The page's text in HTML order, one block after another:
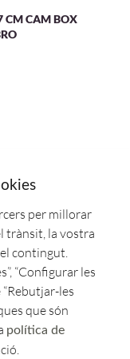
CM CAM BOX
per millorar
trànsit, la vostra
contingut.
“Configurar les
les
que són
política de